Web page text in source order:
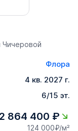
Чичеровой
Флора
4 кв. 2027 г.
6/15 эт.
2 864 400 ₽
124 000₽/м²